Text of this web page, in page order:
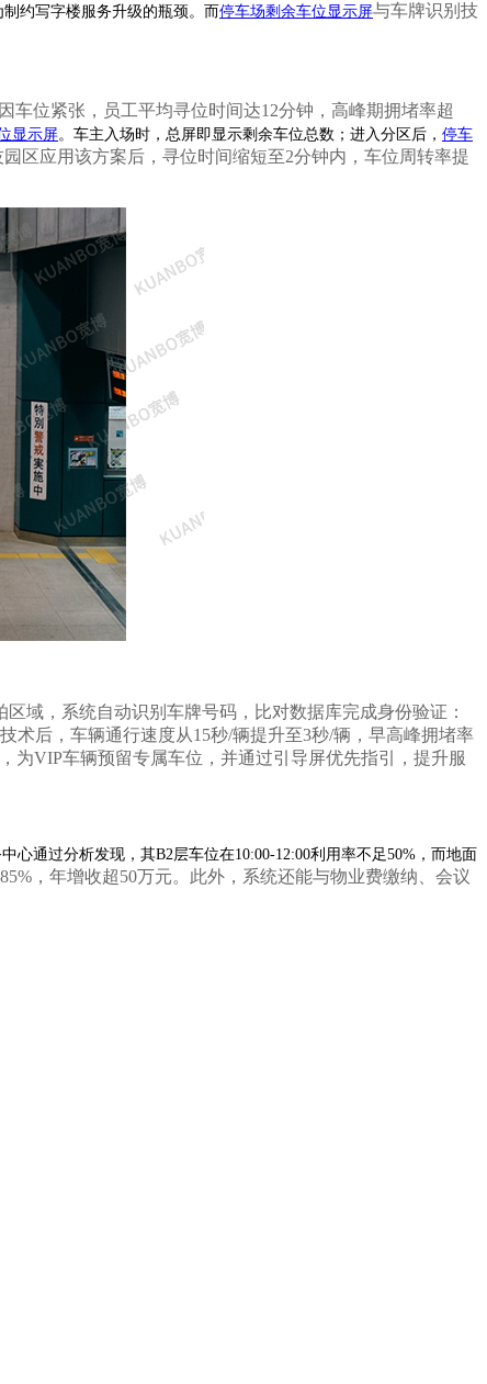
约写字楼服务升级的瓶颈。而停车场剩余车位显示屏与车牌识别技
车位紧张，员工平均寻位时间达12分钟，高峰期拥堵率超
显示屏。车主入场时，总屏即显示剩余车位总数；进入分区后， 停车
区应用该方案后，寻位时间缩短至2分钟内，车位周转率提
域，系统自动识别车牌号码，比对数据库完成身份验证：
术后，车辆通行速度从15秒/辆提升至3秒/辆，早高峰拥堵率
为VIP车辆预留专属车位，并通过引导屏优先指引，提升服
通过分析发现，其B2层车位在10:00-12:00利用率不足50%，而地面
，年增收超50万元。此外，系统还能与物业费缴纳、会议